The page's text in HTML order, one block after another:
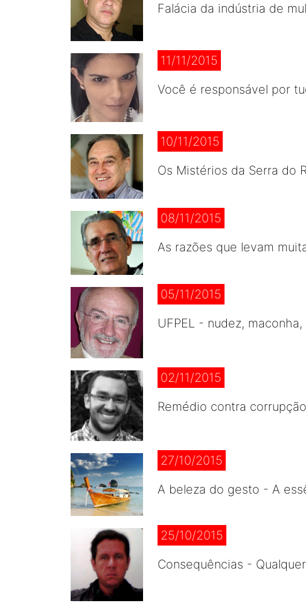
Falácia da indústria de
11/11/2015
Você é responsável por
10/11/2015
Os Mistérios da Serra do
08/11/2015
As razões que levam
05/11/2015
UFPEL - nudez,
02/11/2015
Remédio contra
27/10/2015
A beleza do gesto - A
25/10/2015
Consequências -